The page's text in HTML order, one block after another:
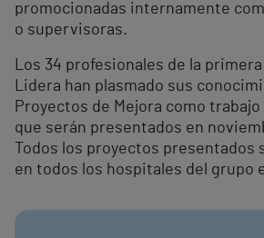
promocionadas internamente
o supervisoras.
Los 34 profesionales de la
Lidera han plasmado sus
Proyectos de Mejora como
que serán presentados en
Todos los proyectos presentados
en todos los hospitales del grupo